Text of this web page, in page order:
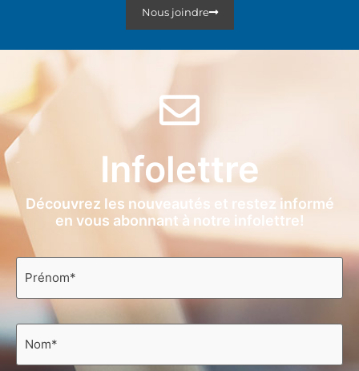
Nous joindre
Infolettre
Découvrez les nouveautés et restez informé
en vous abonnant à notre infolettre!
Prénom
Nom